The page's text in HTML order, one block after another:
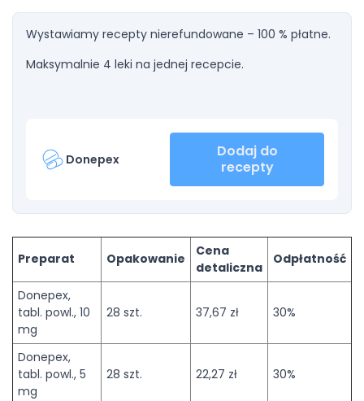
Wystawiamy recepty nierefundowane – 100 % płatne.
Maksymalnie 4 leki na jednej recepcie.
Donepex
Dodaj do
recepty
Preparat Opakowanie
Cena
detaliczna
Odpłatność
Donepex,
tabl. powl., 10
mg
28 szt. 37,67 zł 30%
Donepex,
tabl. powl., 5
mg
28 szt. 22,27 zł 30%